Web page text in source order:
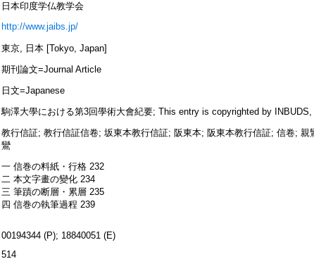
日本印度学仏教学会
http://www.jaibs.jp/
東京, 日本 [Tokyo, Japan]
期刊論文=Journal Article
日文=Japanese
駒澤大學における第3回學術大會紀要; This entry is copyrighted by
教行信証; 教行信証信卷; 坂東本教行信証; 阪東本; 阪東本教行信証; 信卷;
鸞
一 信巻の料紙・行格 232
二 本文字畫の變化 234
三 筆蹟の断層・累層 235
四 信巻の執筆過程 239
00194344 (P); 18840051 (E)
514